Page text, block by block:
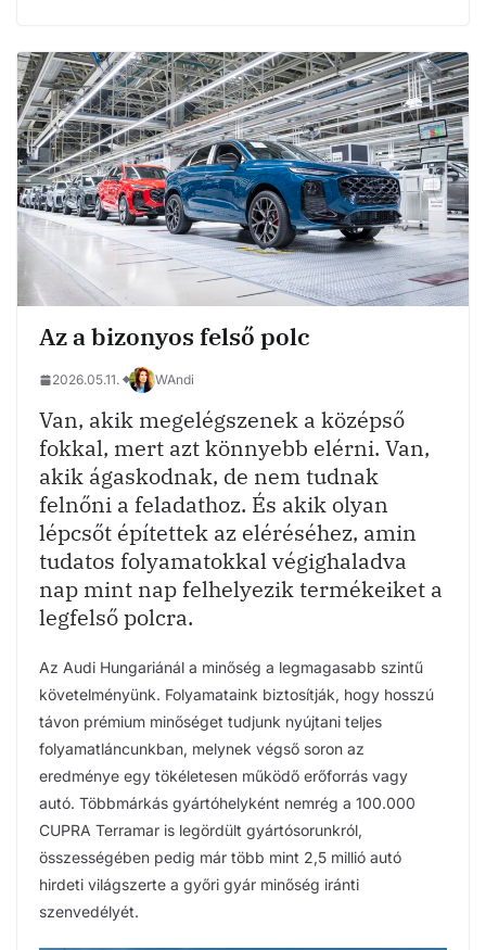
Az a bizonyos felső polc
2026.05.11. WAndi
Van, akik megelégszenek a középső
fokkal, mert azt könnyebb elérni. Van,
akik ágaskodnak, de nem tudnak
felnőni a feladathoz. És akik olyan
lépcsőt építettek az eléréséhez, amin
tudatos folyamatokkal végighaladva
nap mint nap felhelyezik termékeiket a
legfelső polcra.
Az Audi Hungariánál a minőség a legmagasabb szintű
követelményünk. Folyamataink biztosítják, hogy hosszú
távon prémium minőséget tudjunk nyújtani teljes
folyamatláncunkban, melynek végső soron az
eredménye egy tökéletesen működő erőforrás vagy
autó. Többmárkás gyártóhelyként nemrég a 100.000
CUPRA Terramar is legördült gyártósorunkról,
összességében pedig már több mint 2,5 millió autó
hirdeti világszerte a győri gyár minőség iránti
szenvedélyét.